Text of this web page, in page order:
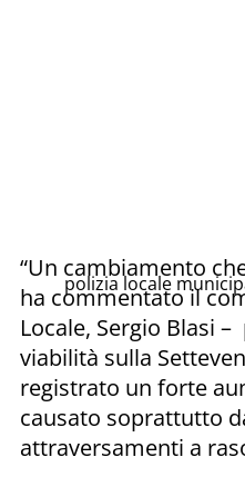
polizia locale
“Un cambiamento
ha commentato il
Locale, Sergio Blasi
viabilità sulla
registrato un forte
causato soprattutto
attraversamenti a